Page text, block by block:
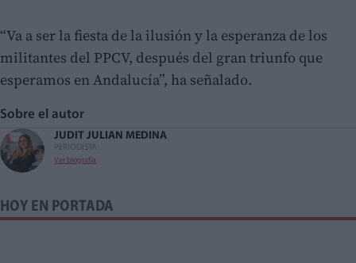
“Va a ser la fiesta de la ilusión y la esperanza de los
militantes del PPCV, después del gran triunfo que
esperamos en Andalucía”, ha señalado.
Sobre el autor
JUDIT JULIAN MEDINA
PERIODISTA
Ver biografía
HOY EN PORTADA